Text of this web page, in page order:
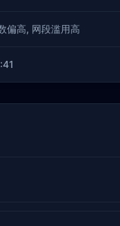
偏高, 网段滥用高